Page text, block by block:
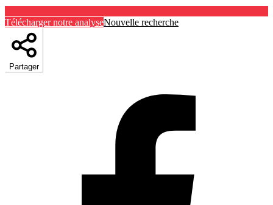
Télécharger notre analyseNouvelle recherche
Partager